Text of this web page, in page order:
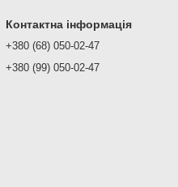
Контактна інформація
+380 (68) 050-02-47
+380 (99) 050-02-47